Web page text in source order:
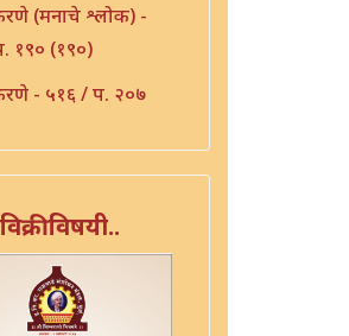
(मनाचे श्लोक) -
१९० (१९०)
- ५१६ / प. २०७
- ५१६ / प. २१०
- ५१६ / प. २३६
/ प. १५३ (१५३)